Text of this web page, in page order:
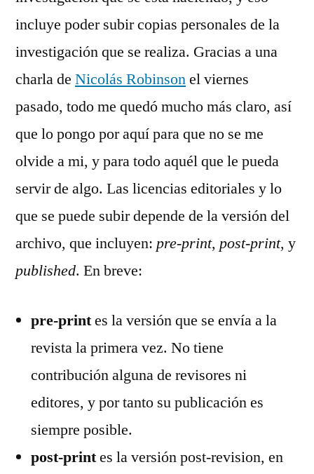
incluye poder subir copias personales de la
investigación que se realiza. Gracias a una
charla de Nicolás Robinsonel viernes
pasado, todo me quedó mucho más claro, así
que lo pongo por aquí para que no se me
olvide a mi, y para todo aquél que le pueda
servir de algo. Las licencias editoriales y lo
que se puede subir depende de la versión del
archivo, que incluyen: pre-print, post-print, y
published. En breve:
pre-printes la versión que se envía a la
revista la primera vez. No tiene
contribución alguna de revisores ni
editores, y por tanto su publicación es
siempre posible.
post-printes la versión post-revision, en